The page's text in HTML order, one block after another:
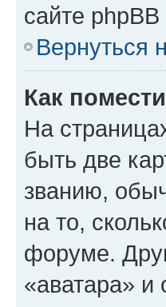
сайте
Вернуться
Как
На
быть две
званию,
на то,
форуме.
«аватара» и